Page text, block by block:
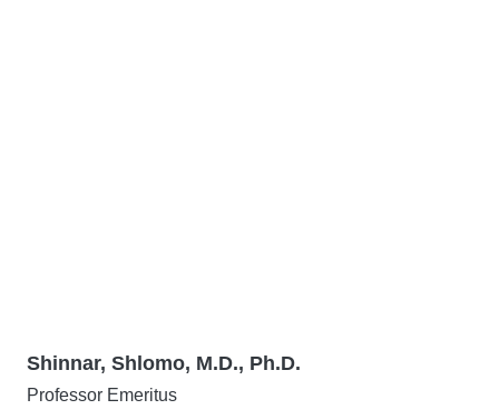
Shinnar, Shlomo, M.D., Ph.D.
Professor Emeritus